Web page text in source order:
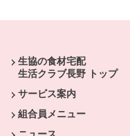
生協の食材宅配
生活クラブ長野 トップ
サービス案内
組合員メニュー